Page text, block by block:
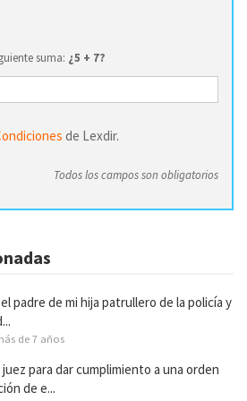
suma: ¿5 + 7?
de Lexdir.
Todos los campos son obligatorios
padre de mi hija patrullero de la policía y
de 7 años
para dar cumplimiento a una orden
de e...